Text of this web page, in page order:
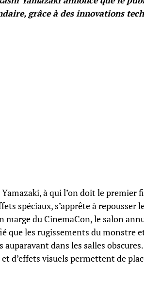
grâce à des innovations
à qui l’on doit le premier
spéciaux, s’apprête à repousser
marge du CinemaCon, le salon
que les rugissements du monstre
dans les salles
d’effets visuels permettent de